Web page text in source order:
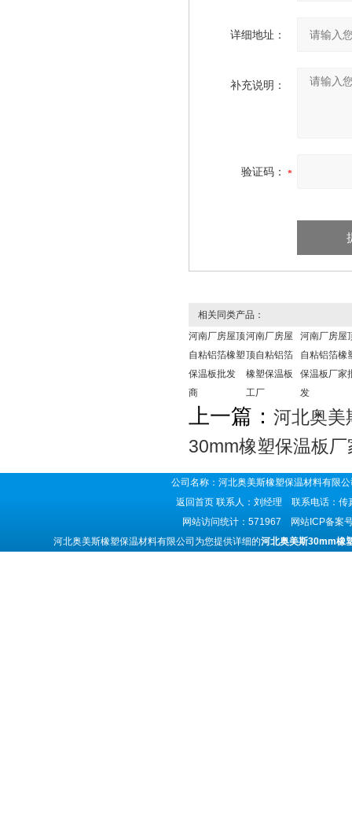
详细地址：
补充说明：
验证码：
相关同类产品：
河南厂房屋顶
自粘铝箔橡塑
保温板批发
商
河南厂房屋
顶自粘铝箔
橡塑保温板
工厂
河南厂房屋
自粘铝箔橡
保温板厂家
发
上一篇： 河北奥美
30mm橡塑保温板
公司名称：河北奥美斯橡塑保温材料有
返回首页 联系人：刘经理 联系电话：
网站访问统计：571967 网站ICP备案
河北奥美斯橡塑保温材料有限公司为您提供详细的河北奥美斯30mm橡